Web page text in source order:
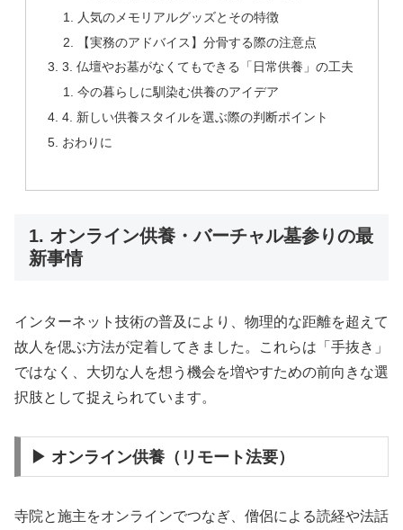
人気のメモリアルグッズとその特徴
【実務のアドバイス】分骨する際の注意点
3. 仏壇やお墓がなくてもできる「日常供養」の工夫
今の暮らしに馴染む供養のアイデア
4. 新しい供養スタイルを選ぶ際の判断ポイント
おわりに
1. オンライン供養・バーチャル墓参りの最
新事情
インターネット技術の普及により、物理的な距離を超えて
故人を偲ぶ方法が定着してきました。これらは「手抜き」
ではなく、大切な人を想う機会を増やすための前向きな選
択肢として捉えられています。
▶ オンライン供養（リモート法要）
寺院と施主をオンラインでつなぎ、僧侶による読経や法話